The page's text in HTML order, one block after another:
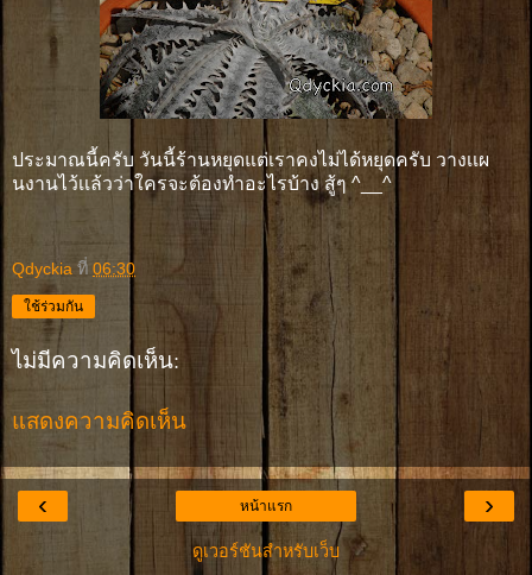
ประมาณนี้ครับ วันนี้ร้านหยุดแต่เราคงไม่ได้หยุดครับ วางเเผ
นงานไว้เเล้วว่าใครจะต้องทำอะไรบ้าง สู้ๆ ^__^
Qdyckia ที่ 06:30
ใช้ร่วมกัน
ไม่มีความคิดเห็น:
แสดงความคิดเห็น
‹ ›
หน้าแรก
ดูเวอร์ชันสำหรับเว็บ